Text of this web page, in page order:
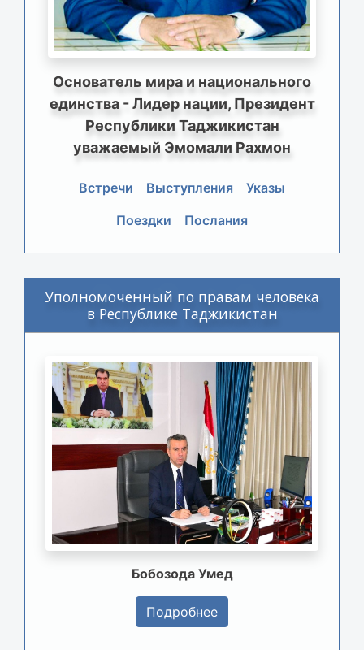
Основатель мира и национального
единства - Лидер нации, Президент
Республики Таджикистан
уважаемый Эмомали Рахмон
Встречи Выступления
Указы
Поездки
Послания
Уполномоченный по правам человека
в Республике Таджикистан
Бобозода Умед
Подробнее